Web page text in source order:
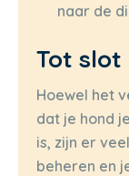
naar de
Tot slot
Hoewel het
dat je hond
is, zijn er
beheren en